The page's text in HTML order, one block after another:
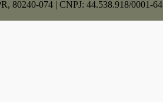
80240-074 | CNPJ: 44.538.918/0001-64